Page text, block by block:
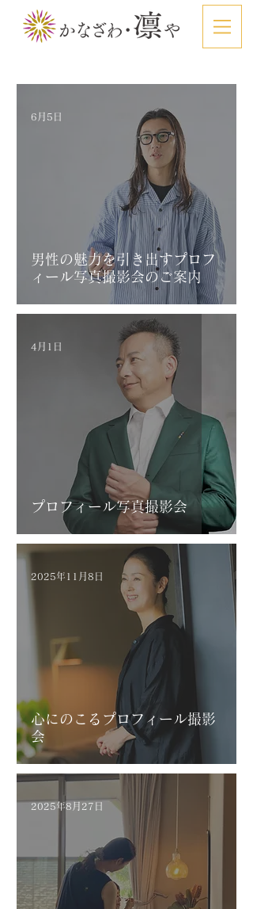
男性の魅力を引き出すプロフ
ィール写真撮影会のご案内
6月5日
プロフィール写真撮影会
4月1日
心にのこるプロフィール撮影
会
2025年11月8日
2025年8月27日